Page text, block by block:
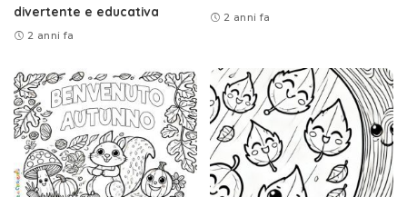
divertente e educativa
2 anni fa
2 anni fa